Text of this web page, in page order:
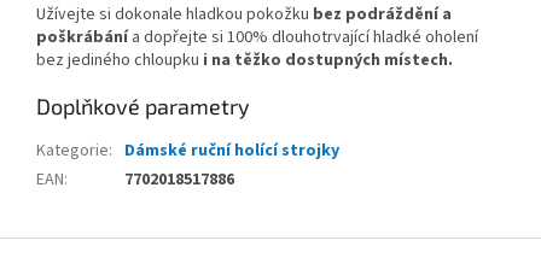
Užívejte si dokonale hladkou pokožku bez podráždění a
poškrábání a dopřejte si 100% dlouhotrvající hladké oholení
bez jediného chloupku i na těžko dostupných místech.
Doplňkové parametry
Kategorie: Dámské ruční holící strojky
EAN: 7702018517886